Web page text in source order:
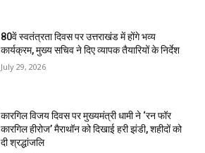
80वें स्वतंत्रता दिवस पर उत्तराखंड में होंगे भव्य
कार्यक्रम, मुख्य सचिव ने दिए व्यापक तैयारियों के निर्देश
July 29, 2026
कारगिल विजय दिवस पर मुख्यमंत्री धामी ने ‘रन फॉर
कारगिल हीरोज’ मैराथॉन को दिखाई हरी झंडी, शहीदों को
दी श्रद्धांजलि